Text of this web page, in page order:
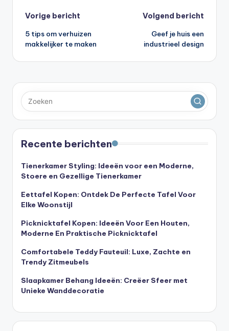
Bericht
navigatie
Vorige bericht
5 tips om verhuizen
makkelijker te maken
Volgend bericht
Geef je huis een
industrieel design
Recente berichten
Tienerkamer Styling: Ideeën voor een Moderne,
Stoere en Gezellige Tienerkamer
Eettafel Kopen: Ontdek De Perfecte Tafel Voor
Elke Woonstijl
Picknicktafel Kopen: Ideeën Voor Een Houten,
Moderne En Praktische Picknicktafel
Comfortabele Teddy Fauteuil: Luxe, Zachte en
Trendy Zitmeubels
Slaapkamer Behang Ideeën: Creëer Sfeer met
Unieke Wanddecoratie